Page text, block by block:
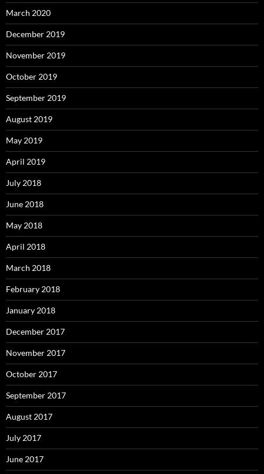
March 2020
December 2019
November 2019
October 2019
September 2019
August 2019
May 2019
April 2019
July 2018
June 2018
May 2018
April 2018
March 2018
February 2018
January 2018
December 2017
November 2017
October 2017
September 2017
August 2017
July 2017
June 2017